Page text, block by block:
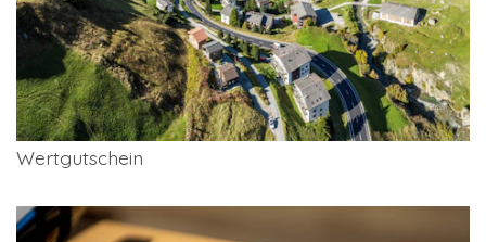
Wertgutschein